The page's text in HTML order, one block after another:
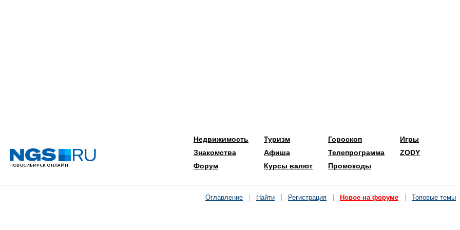
Недвижимость
Знакомства
Форум
Туризм
Афиша
Курсы валют
Гороскоп
Телепрограмма
Промокоды
Игры
ZODY
Оглавление Найти Регистрация Новое на форуме Топовые темы